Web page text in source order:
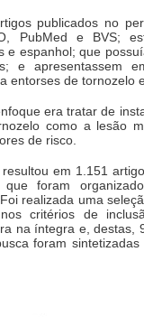
publicados no
PubMed e BVS;
e espanhol; que
e apresentassem
entorses de tornozelo
era tratar de
como a lesão
de risco.
em 1.151
foram
realizada uma
critérios de
na íntegra e, destas,
foram